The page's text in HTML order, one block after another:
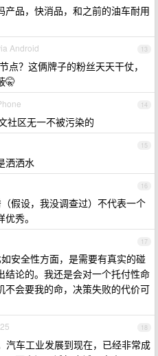
品，快消品，和之前的油车耐用
13
Android
点？这俩牌子的粉丝天天干仗，
🤫
14
社区无一不被污染的
15
洒洒水
16
假设，我没调查过）不代表一个
秀。
17
安全性方面，是需要有真实的碰
结论的。我还是会对一个托付性命
不会要我的命，决策失败的代价可
18
汽车工业发展到现在，已经非常成